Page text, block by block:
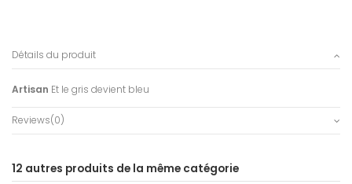
Détails du produit
Artisan Et le gris devient bleu
Reviews(0)
12 autres produits de la même catégorie